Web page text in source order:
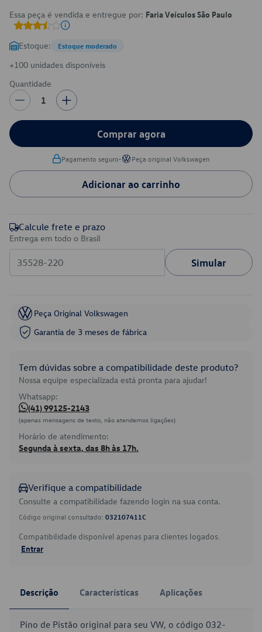
Essa peça é vendida e entregue por: Faria Veículos São Paulo
Estoque: Estoque moderado
+100 unidades disponíveis
Quantidade
1
Comprar agora
Pagamento seguro• Peça original Volkswagen
Adicionar ao carrinho
Calcule frete e prazo
Entrega em todo o Brasil
Simular
Peça Original Volkswagen
Garantia de 3 meses de fábrica
Tem dúvidas sobre a compatibilidade deste produto?
Nossa equipe especializada está pronta para ajudar!
Whatsapp:
(41) 99125-2143
(apenas mensagens de texto, não atendemos ligações)
Horário de atendimento:
Segunda à sexta, das 8h às 17h.
Verifique a compatibilidade
Consulte a compatibilidade fazendo login na sua conta.
Código original consultado: 032107411C
Compatibilidade disponível apenas para clientes logados.
Entrar
Descrição Características Aplicações
Pino de Pistão original para seu VW, o código 032-